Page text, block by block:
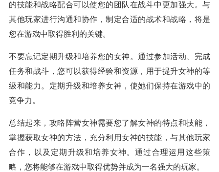
的技能和战略配合可以使您的团队在战斗中更加强大。与
其他玩家进行沟通和协作，制定合适的战术和战略，将是
您在游戏中取得胜利的关键。
不要忘记定期升级和培养您的女神。通过参加活动、完成
任务和战斗，您可以获得经验和资源，用于提升女神的等
级和能力。定期升级和培养女神，使她们保持在游戏中的
竞争力。
总结起来，攻略阵营女神需要您了解女神的特点和技能，
掌握获取女神的方法，充分利用女神的技能，与其他玩家
合作，以及定期升级和培养女神。通过合理运用这些策
略，您将能够在游戏中取得优势并成为一名强大的玩家。